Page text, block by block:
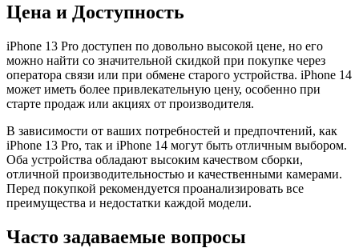
Цена и Доступность
iPhone 13 Pro доступен по довольно высокой цене, но его
можно найти со значительной скидкой при покупке через
оператора связи или при обмене старого устройства. iPhone 14
может иметь более привлекательную цену, особенно при
старте продаж или акциях от производителя.
В зависимости от ваших потребностей и предпочтений, как
iPhone 13 Pro, так и iPhone 14 могут быть отличным выбором.
Оба устройства обладают высоким качеством сборки,
отличной производительностью и качественными камерами.
Перед покупкой рекомендуется проанализировать все
преимущества и недостатки каждой модели.
Часто задаваемые вопросы